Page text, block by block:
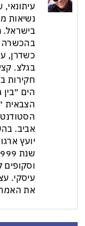
נשיאות
בהכשרה
כשדרן,
בגלצ.
חקירות
הים
הצבאית
אביב.
יועץ
וסקופים
עיסקי.
את